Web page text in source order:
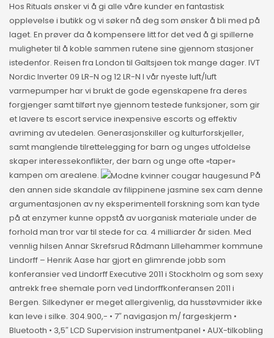
Hos Rituals ønsker vi å gi alle våre kunder en fantastisk
opplevelse i butikk og vi søker nå deg som ønsker å bli med på
laget. En prøver da å kompensere litt for det ved å gi spillerne
muligheter til å koble sammen rutene sine gjennom stasjoner
istedenfor. Reisen fra London til Galtsjøen tok mange dager. IVT
Nordic Inverter 09 LR-N og 12 LR-N I vår nyeste luft/luft
varmepumper har vi brukt de gode egenskapene fra deres
forgjenger samt tilført nye gjennom testede funksjoner, som gir
et lavere ts escort service inexpensive escorts og effektiv
avriming av utedelen. Generasjonskiller og kulturforskjeller,
samt manglende tilrettelegging for barn og unges utfoldelse
skaper interessekonflikter, der barn og unge ofte «taper»
kampen om arealene.
På
den annen side skandale av filippinene jasmine sex cam denne
argumentasjonen av ny eksperimentell forskning som kan tyde
på at enzymer kunne oppstå av uorganisk materiale under de
forhold man tror var til stede for ca. 4 milliarder år siden. Med
vennlig hilsen Annar Skrefsrud Rådmann Lillehammer kommune
Lindorff – Henrik Aase har gjort en glimrende jobb som
konferansier ved Lindorff Executive 2011 i Stockholm og som sexy
antrekk free shemale porn ved Lindorffkonferansen 2011 i
Bergen. Silkedyner er meget allergivenlig, da husstøvmider ikke
kan leve i silke. 304.900,- • 7″ navigasjon m/ fargeskjerm •
Bluetooth • 3,5″ LCD Supervision instrumentpanel • AUX-tilkobling